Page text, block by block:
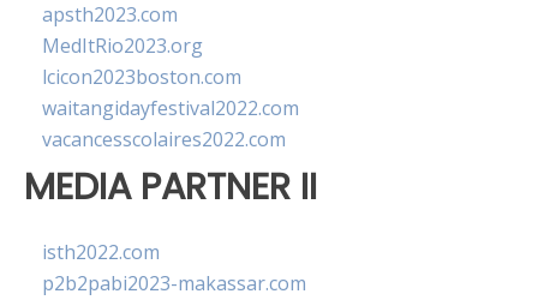
apsth2023.com
MedItRio2023.org
lcicon2023boston.com
waitangidayfestival2022.com
vacancesscolaires2022.com
MEDIA PARTNER II
isth2022.com
p2b2pabi2023-makassar.com